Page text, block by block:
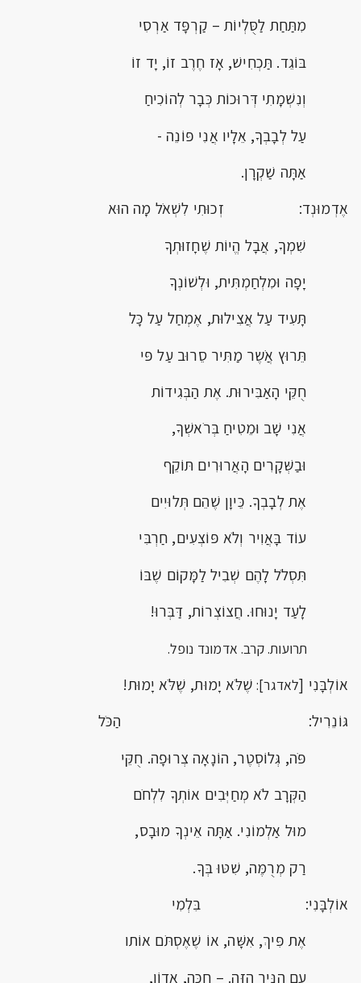
מִתַּחַת לַסֻּלְיוֹת – קַרְפָּד אַרְסִי
בּוֹגֵד. תַּכְחִישׁ, אָז חֶרֶב זוֹ, יָד זוֹ
וְנִשְׁמָתִי דְּרוּכוֹת כְּבָר לְהוֹכִיחַ
עַל לְבָבְךָ, אֵלָיו אֲנִי פּוֹנֵה -
אַתָּה שַׁקְרָן.
אֶדְמוּנְד: זְכוּתִי לִשְׁאֹל מָה הוּא
שִׁמְךָ, אֲבָל הֱיוֹת שֶׁחָזוּתְךָ
יָפָה וּמִלְחַמְתִּית, וּלְשׁוֹנְךָ
תָּעִיד עַל אֲצִילוּת, אֶמְחַל עַל כָּל
תֵּרוּץ אֲֹשֶר מַתִּיר סֵרוּב עַל פּי
חֻקֵּי הָאַבִּירוּת. אֶת הַבְּגִידוֹת
אֲנִי שָׁב וּמֵטִיחַ בְּרֹאשְׁךָ,
וּבַשְּׁקָרִים הָאֲרוּרִים תּוֹקֵף
אֶת לְבָבְךָ. כֵּיוָן שֶׁהֵם תְּלוּיִים
עוֹד בָּאֲוִיר וְלֹא פּוֹצְעִים, חַרְבִּי
תִּסְלֹל לָהֶם שְׁבִיל לַמָּקוֹם שֶׁבּוֹ
לָעַד יָנוּחוּ. חֲצוֹצְרוֹת, דַּבְּרוּ!
תרועות. קרב. אדמונד נופל.
אוֹלְבָּנִי [לאדגר]: שֶׁלֹּא יָמוּת, שֶׁלֹּא יָמוּת!
גּוֹנֵרִיל: הַכֹּל
פֹּה, גְּלוֹסְטֶר, הוֹנָאָה צְרוּפָה. חֻקֵּי
הַקְּרָב לֹא מְחַיְּבִים אוֹתְךָ לִלְחֹם
מוּל אַלְמוֹנִי. אַתָּה אֵינְךָ מוּבָס,
רַק מְרֻמֶּה, שִׁטּוּ בְּךָ.
אוֹלְבָּנִי: בִּלְמִי
אֶת פִּיךְ, אִשָּׁה, אוֹ שֶׁאֶסְתֹּם אוֹתו
עִם הַנְּיָר הַזֶּה. – חַכֵּה, אָדוֹן,